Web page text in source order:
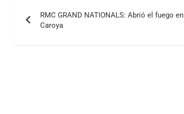
de
entradas
RMC GRAND NATIONALS: Abrió el fuego en
Caroya